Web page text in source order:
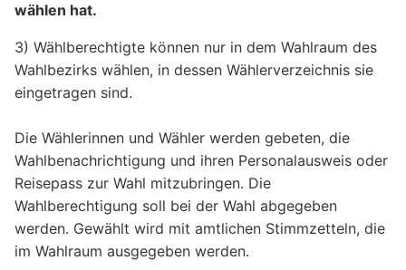
wählen hat.
3) Wählberechtigte können nur in dem Wahlraum des
Wahlbezirks wählen, in dessen Wählerverzeichnis sie
eingetragen sind.
Die Wählerinnen und Wähler werden gebeten, die
Wahlbenachrichtigung und ihren Personalausweis oder
Reisepass zur Wahl mitzubringen. Die
Wahlberechtigung soll bei der Wahl abgegeben
werden. Gewählt wird mit amtlichen Stimmzetteln, die
im Wahlraum ausgegeben werden.